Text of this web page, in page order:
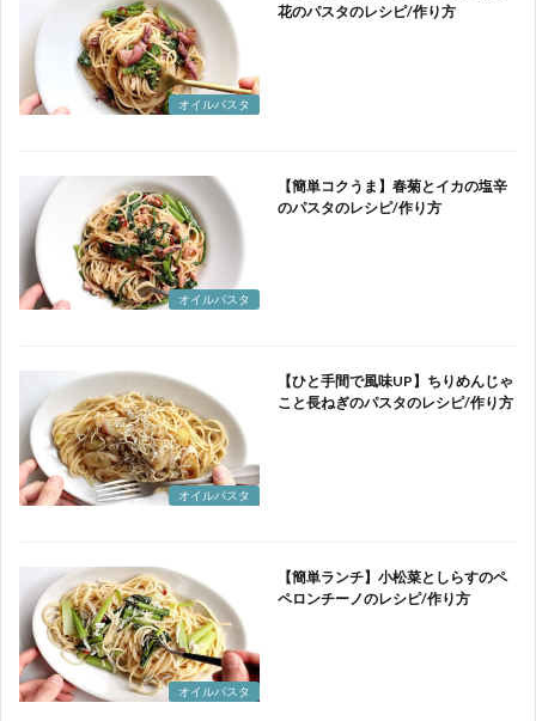
オイルパスタ
花のパスタのレシピ/作り方
オイルパスタ
【簡単コクうま】春菊とイカの塩辛
のパスタのレシピ/作り方
オイルパスタ
【ひと手間で風味UP】ちりめんじゃ
こと長ねぎのパスタのレシピ/作り方
オイルパスタ
【簡単ランチ】小松菜としらすのペ
ペロンチーノのレシピ/作り方